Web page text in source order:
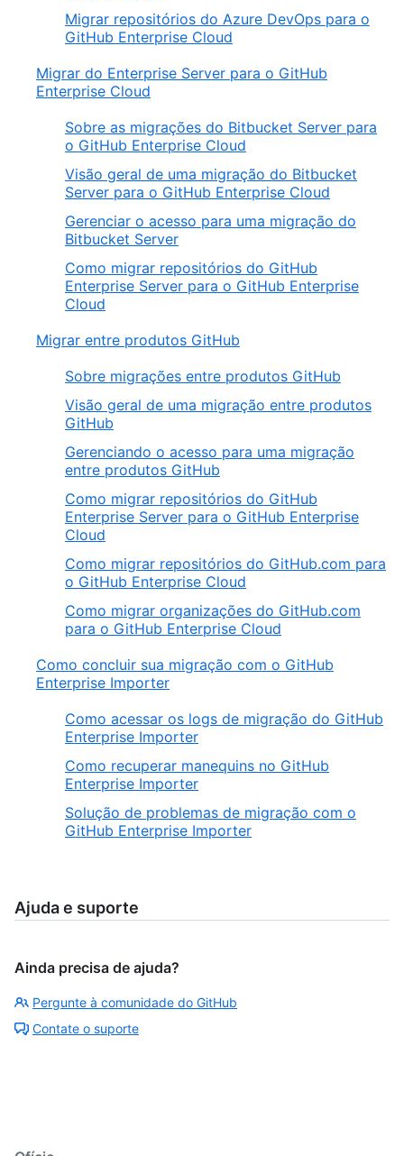
Migrar repositórios do Azure DevOps para o
GitHub Enterprise Cloud
Migrar do Enterprise Server para o GitHub
Enterprise Cloud
Sobre as migrações do Bitbucket Server para
o GitHub Enterprise Cloud
Visão geral de uma migração do Bitbucket
Server para o GitHub Enterprise Cloud
Gerenciar o acesso para uma migração do
Bitbucket Server
Como migrar repositórios do GitHub
Enterprise Server para o GitHub Enterprise
Cloud
Migrar entre produtos GitHub
Sobre migrações entre produtos GitHub
Visão geral de uma migração entre produtos
GitHub
Gerenciando o acesso para uma migração
entre produtos GitHub
Como migrar repositórios do GitHub
Enterprise Server para o GitHub Enterprise
Cloud
Como migrar repositórios do GitHub.com para
o GitHub Enterprise Cloud
Como migrar organizações do GitHub.com
para o GitHub Enterprise Cloud
Como concluir sua migração com o GitHub
Enterprise Importer
Como acessar os logs de migração do GitHub
Enterprise Importer
Como recuperar manequins no GitHub
Enterprise Importer
Solução de problemas de migração com o
GitHub Enterprise Importer
Ajuda e suporte
Ainda precisa de ajuda?
Pergunte à comunidade do GitHub
Contate o suporte